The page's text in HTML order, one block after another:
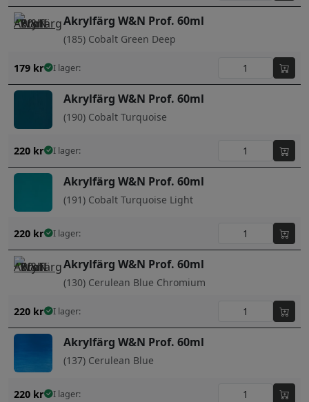
Akrylfärg W&N Prof. 60ml
(185) Cobalt Green Deep
179 kr I lager:
Akrylfärg W&N Prof. 60ml
(190) Cobalt Turquoise
220 kr I lager:
Akrylfärg W&N Prof. 60ml
(191) Cobalt Turquoise Light
220 kr I lager:
Akrylfärg W&N Prof. 60ml
(130) Cerulean Blue Chromium
220 kr I lager:
Akrylfärg W&N Prof. 60ml
(137) Cerulean Blue
220 kr I lager: